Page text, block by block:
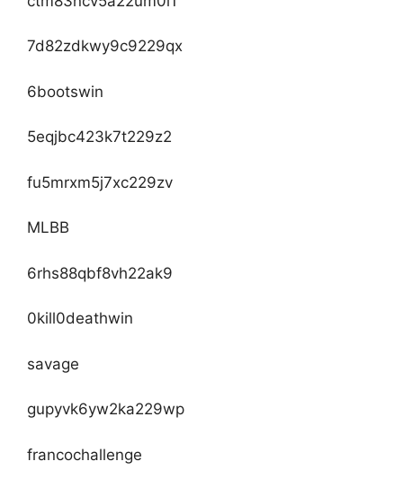
7d82zdkwy9c9229qx
6bootswin
5eqjbc423k7t229z2
fu5mrxm5j7xc229zv
MLBB
6rhs88qbf8vh22ak9
0kill0deathwin
savage
gupyvk6yw2ka229wp
francochallenge